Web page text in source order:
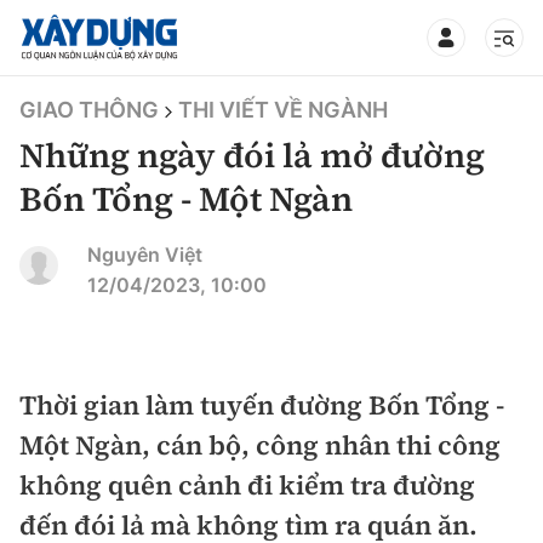
TIN BỘ XÂY DỰNG
CHUYÊN MỤC
Thời sự
Chính trị
Xã hội
Xây dựng
Chỉ đạo điều hành
Giao thông
GIAO THÔNG THI VIẾT VỀ NGÀNH
Những ngày đói lả mở đường
Bốn Tổng - Một Ngàn
Nguyên Việt
12/04/2023, 10:00
Thời gian làm tuyến đường Bốn Tổng -
Một Ngàn, cán bộ, công nhân thi công
không quên cảnh đi kiểm tra đường
đến đói lả mà không tìm ra quán ăn.